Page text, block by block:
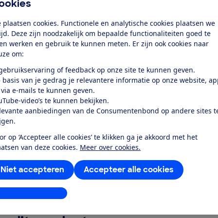
plaatsen cookies. Functionele en analytische cookies plaatsen we
Deze zijn noodzakelijk om bepaalde functionaliteiten goed te
werken en gebruik te kunnen meten. Er zijn ook cookies naar
om:
of feedback op onze site te kunnen geven.
basis van je gedrag je relevantere informatie op onze website,
e-mails te kunnen geven.
video’s te kunnen bekijken.
aanbiedingen van de Consumentenbond op andere sites
op ‘Accepteer alle cookies’ te klikken ga je akkoord met het
van deze cookies. Meer over cookies.
Accepteer alle cookies
Niet accepteren
aanpassen
mensen met een beperking
toegang tot deze test?
Word lid
Al lid? Log in